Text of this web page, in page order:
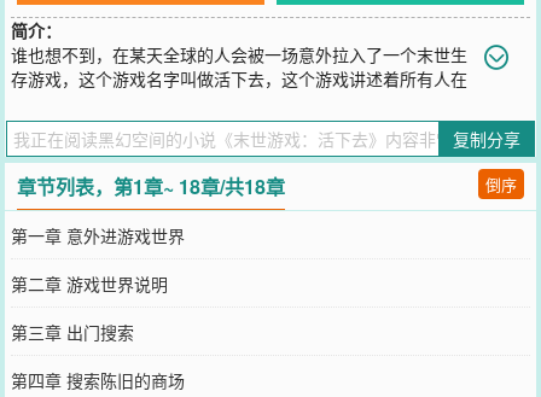
简介：
谁也想不到，在某天全球的人会被一场意外拉入了一个末世生
存游戏，这个游戏名字叫做活下去，这个游戏讲述着所有人在
界是一个流浪汉，年龄18，因为没文凭找不到工作，也因为意外的原
因也进入了游戏活下去的世界。他在游戏活下去的世界怎么活呢？是
继续他的流浪人生，还是在游戏里面做一个强者？谁也说不准。【本
书内容纯属虚构，但是活下去这个游戏在现实的确是存在的，百度就
能搜的到，作者喜欢玩这游戏，所以写这本书的初衷是为了体验玩游
戏的感觉，把玩的内容写在小说里面。换做是你在末世能做什么呢？
也会像主角一样做个流浪汉或者强者？】
您要是觉得《末世游戏：活下去
微博微信里的朋友推荐哦！
复制分享
章节列表，第1章~ 18章/共18章 倒序
第一章 意外进游戏世界
第二章 游戏世界说明
第三章 出门搜索
第四章 搜索陈旧的商场